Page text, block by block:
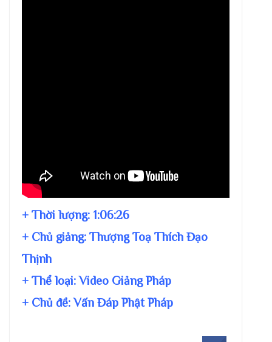
+ Thời lượng: 1:06:26
+ Chủ giảng: Thượng Toạ Thích Đạo
Thịnh
+ Thể loại: Video Giảng Pháp
+ Chủ đề:Vấn Đáp Phật Pháp